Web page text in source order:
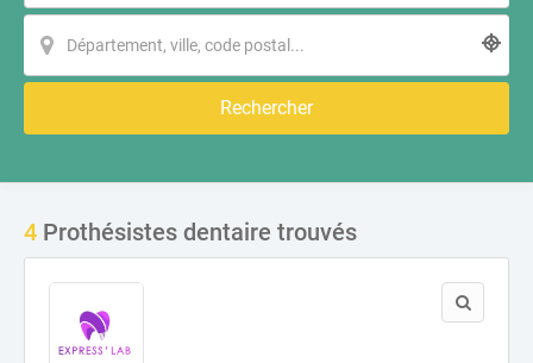
Rechercher
4 Prothésistes dentaire trouvés